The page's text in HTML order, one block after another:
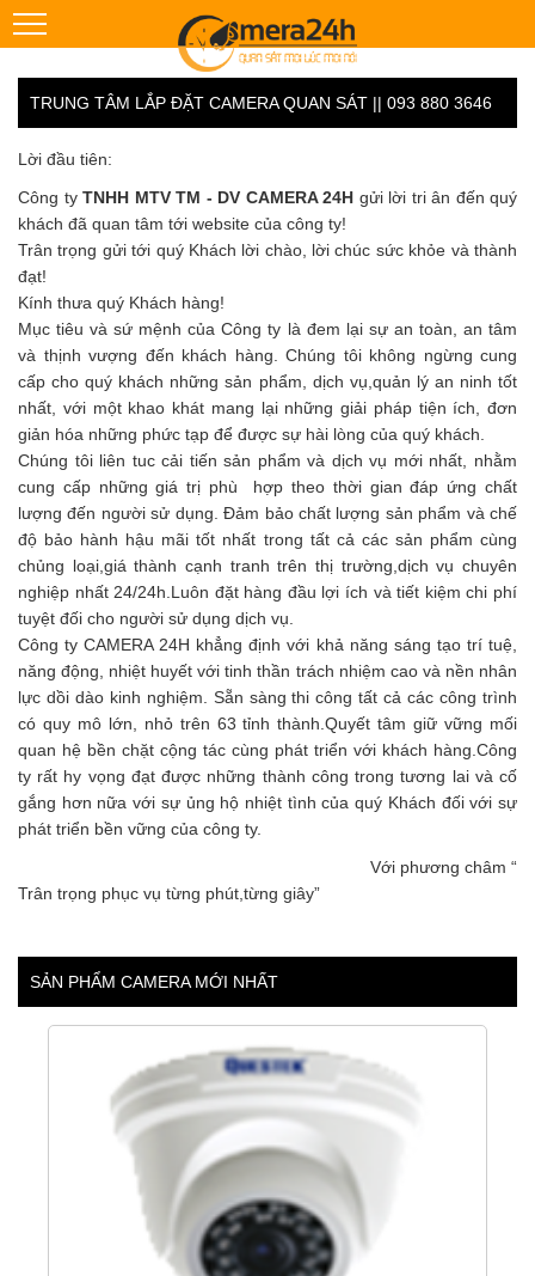
TRUNG TÂM LẮP ĐẶT CAMERA QUAN SÁT || 093 880 3646
Lời đầu tiên:
Công ty TNHH MTV TM - DV CAMERA 24H gửi lời tri ân đến quý
khách đã quan tâm tới website của công ty!
Trân trọng gửi tới quý Khách lời chào, lời chúc sức khỏe và thành
đạt!
Kính thưa quý Khách hàng!
Mục tiêu và sứ mệnh của Công ty là đem lại sự an toàn, an tâm
và thịnh vượng đến khách hàng. Chúng tôi không ngừng cung
cấp cho quý khách những sản phẩm, dịch vụ,quản lý an ninh tốt
nhất, với một khao khát mang lại những giải pháp tiện ích, đơn
giản hóa những phức tạp để được sự hài lòng của quý khách.
Chúng tôi liên tuc cải tiến sản phẩm và dịch vụ mới nhất, nhằm
cung cấp những giá trị phù hợp theo thời gian đáp ứng chất
lượng đến người sử dụng. Đảm bảo chất lượng sản phẩm và chế
độ bảo hành hậu mãi tốt nhất trong tất cả các sản phẩm cùng
chủng loại,giá thành cạnh tranh trên thị trường,dịch vụ chuyên
nghiệp nhất 24/24h.Luôn đặt hàng đầu lợi ích và tiết kiệm chi phí
tuyệt đối cho người sử dụng dịch vụ.
Công ty CAMERA 24H khẳng định với khả năng sáng tạo trí tuệ,
năng động, nhiệt huyết với tinh thần trách nhiệm cao và nền nhân
lực dồi dào kinh nghiệm. Sẵn sàng thi công tất cả các công trình
có quy mô lớn, nhỏ trên 63 tỉnh thành.Quyết tâm giữ vững mối
quan hệ bền chặt cộng tác cùng phát triển với khách hàng.Công
ty rất hy vọng đạt được những thành công trong tương lai và cố
gắng hơn nữa với sự ủng hộ nhiệt tình của quý Khách đối với sự
phát triển bền vững của công ty.
Với phương châm “
Trân trọng phục vụ từng phút,từng giây”
SẢN PHẨM CAMERA MỚI NHẤT